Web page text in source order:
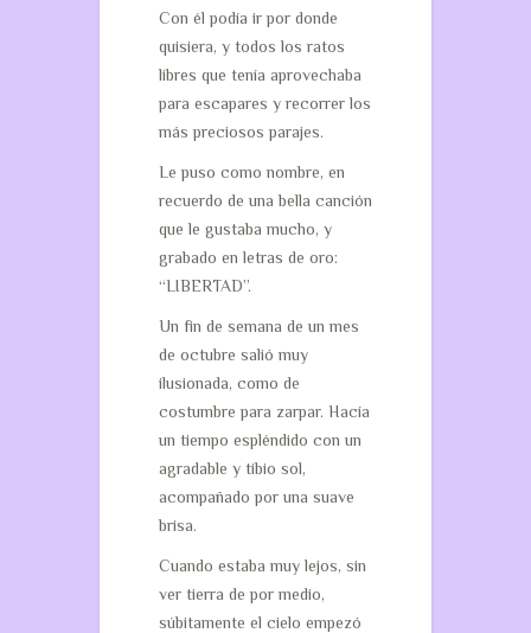
Con él podía ir por donde
quisiera, y todos los ratos
libres que tenía aprovechaba
para escapares y recorrer los
más preciosos parajes.
Le puso como nombre, en
recuerdo de una bella canción
que le gustaba mucho, y
grabado en letras de oro:
“LIBERTAD”.
Un fin de semana de un mes
de octubre salió muy
ilusionada, como de
costumbre para zarpar. Hacía
un tiempo espléndido con un
agradable y tibio sol,
acompañado por una suave
brisa.
Cuando estaba muy lejos, sin
ver tierra de por medio,
súbitamente el cielo empezó